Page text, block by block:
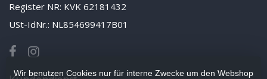
Register NR: KVK 62181432
USt-IdNr.: NL854699417B01
Wir benutzen Cookies nur für interne Zwecke um den Webshop